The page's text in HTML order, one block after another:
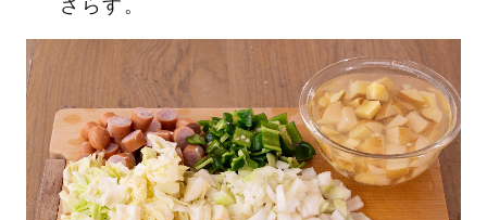
さらす。